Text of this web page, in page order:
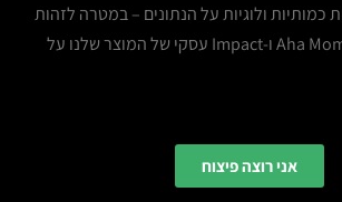
כמותיות ולוגיות על הנתונים – במטרה לזהות
תובנות עמוקות, Aha Moments ו-Impact עסקי של המוצר שלנו על
אני רוצה פיצוח